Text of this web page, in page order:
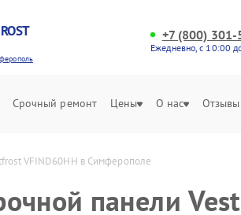
+7 (800) 301-
Ежедневно, с 10:00
Срочный ремонт Цены О нас Отзывы
VFIND60HH в Симферополе
панели